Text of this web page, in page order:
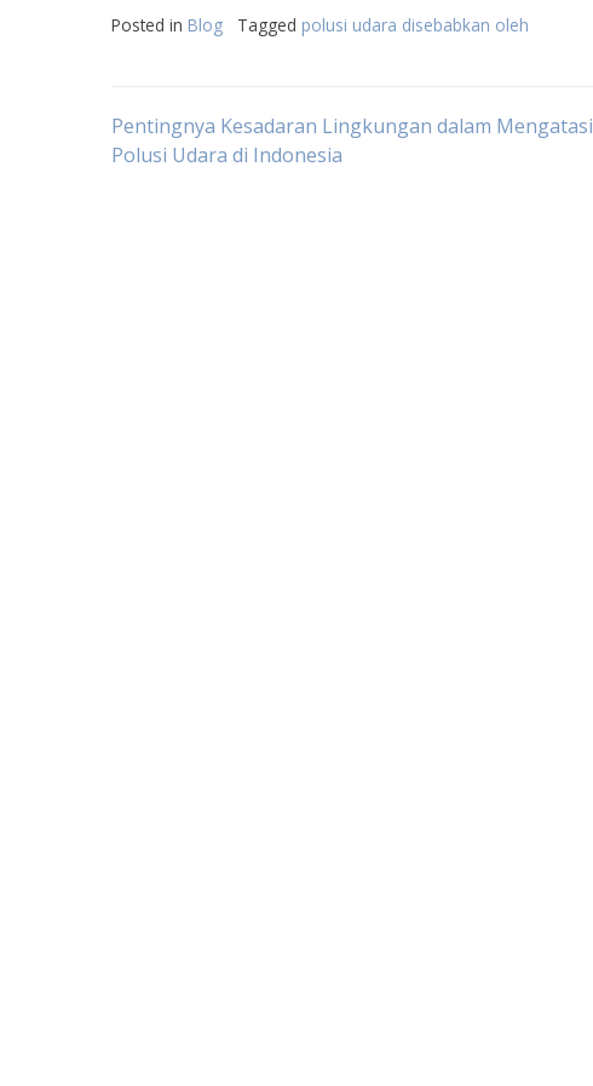
Posted in Blog Tagged polusi udara disebabkan oleh
Post
Pentingnya Kesadaran Lingkungan dalam Mengatasi
Polusi Udara di Indonesia